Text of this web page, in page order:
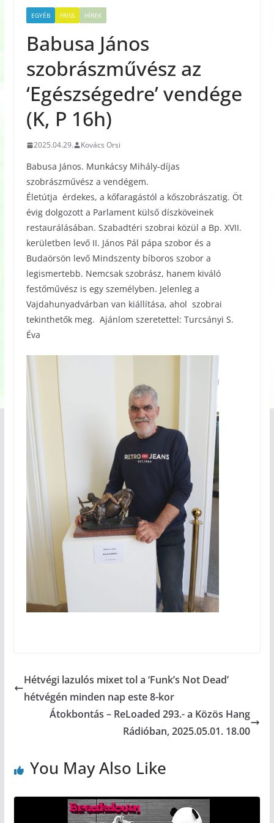
EGYÉB FRISS HÍREK
Babusa János
szobrászművész az
‘Egészségedre’ vendége
(K, P 16h)
2025.04.29. Kovács Orsi
Babusa János. Munkácsy Mihály-díjas
szobrászművész a vendégem.
Életútja érdekes, a kőfaragástól a kőszobrászatig. Öt
évig dolgozott a Parlament külső díszköveinek
restaurálásában. Szabadtéri szobrai közül a Bp. XVII.
kerületben levő II. János Pál pápa szobor és a
Budaörsön levő Mindszenty bíboros szobor a
legismertebb. Nemcsak szobrász, hanem kiváló
festőművész is egy személyben. Jelenleg a
Vajdahunyadvárban van kiállítása, ahol szobrai
tekinthetők meg. Ajánlom szeretettel: Turcsányi S.
Éva
Hétvégi lazulós mixet tol a ‘Funk’s Not Dead’
hétvégén minden nap este 8-kor
Átokbontás – ReLoaded 293.- a Közös Hang
Rádióban, 2025.05.01. 18.00
You May Also Like